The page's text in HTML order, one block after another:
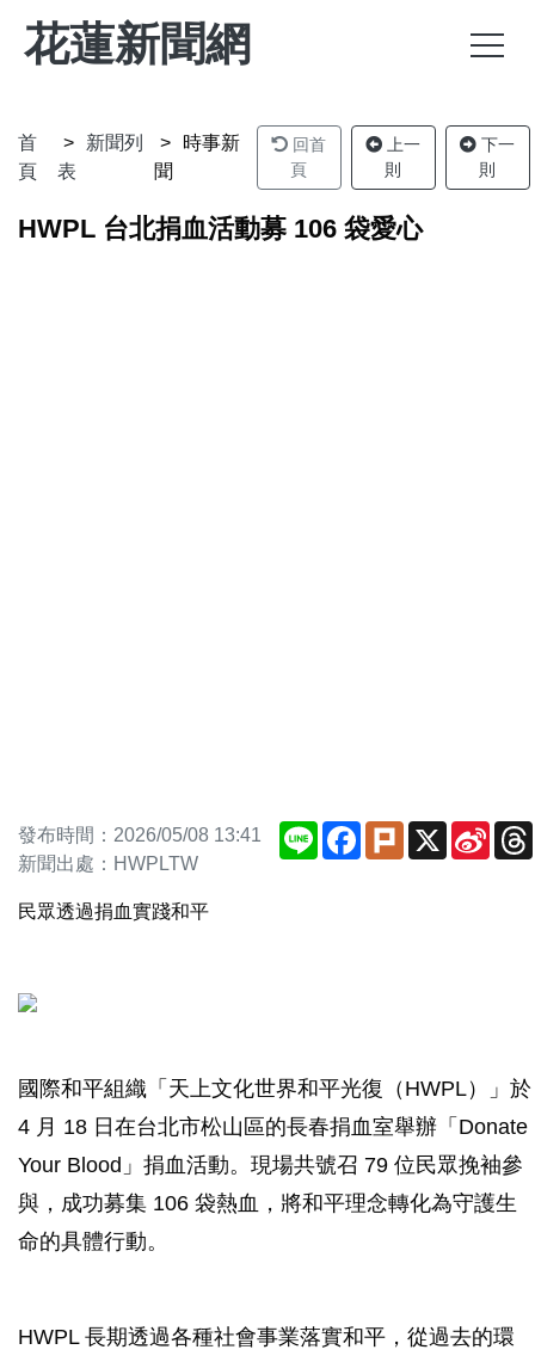
花蓮新聞網
首
頁
新聞列
表
時事新
聞
回首
頁
上一
則
下一
則
HWPL 台北捐血活動募 106 袋愛心
發布時間：2026/05/08 13:41
新聞出處：HWPLTW
Line Facebook
Plurk X
Sina
民眾透過捐血實踐和平
國際和平組織「天上文化世界和平光復（HWPL）」於
4 月 18 日在台北市松山區的長春捐血室舉辦「Donate
Your Blood」捐血活動。現場共號召 79 位民眾挽袖參
與，成功募集 106 袋熱血，將和平理念轉化為守護生
命的具體行動。
HWPL 長期透過各種社會事業落實和平，從過去的環